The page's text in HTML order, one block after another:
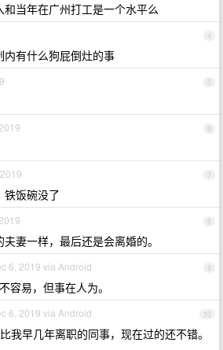
当年在广州打工是一个水平么
4
内有什么狗屁倒灶的事
5
6
7
铁饭碗没了
8
妻一样，最后还是会离婚的。
9
6, 2019 via Android
容易，但事在人为。
10
6, 2019 via Android
我早几年离职的同事，现在过的还不错。